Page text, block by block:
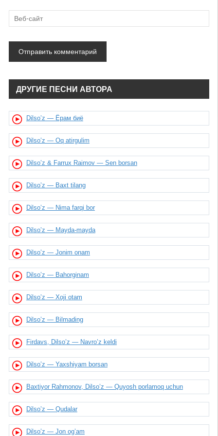
ДРУГИЕ ПЕСНИ АВТОРА
Dilso’z — Ёрам биё
Dilso’z — Oq atirgulim
Dilso’z & Farrux Raimov — Sen borsan
Dilso’z — Baxt tilang
Dilso’z — Nima farqi bor
Dilso’z — Mayda-mayda
Dilso’z — Jonim onam
Dilso’z — Bahorginam
Dilso’z — Xoji otam
Dilso’z — Bilmading
Firdavs, Dilso’z — Navro’z keldi
Dilso’z — Yaxshiyam borsan
Baxtiyor Rahmonov, Dilso’z — Quyosh porlamoq uchun
Dilso’z — Qudalar
Dilso’z — Jon og’am